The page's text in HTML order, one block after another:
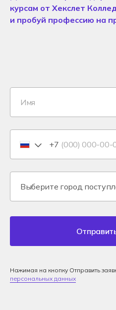
курсам от Хекслет
и пробуй профессию на
+7
Нажимая на кнопку Отправить
персональных данных